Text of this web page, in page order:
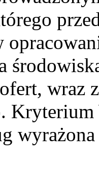
wraz
Kryterium